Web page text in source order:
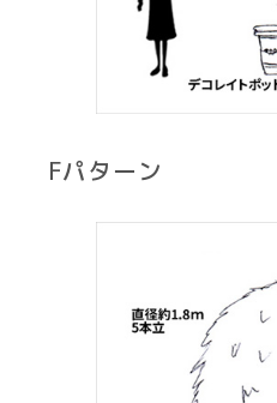
Fパターン